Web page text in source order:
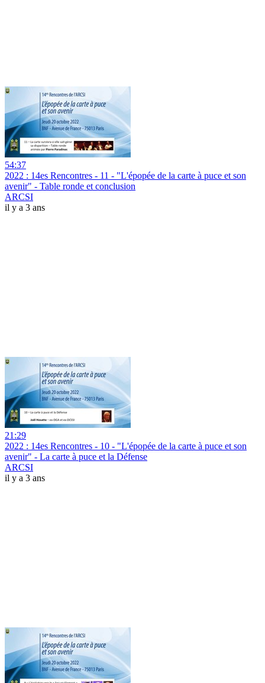
54:37
2022 : 14es Rencontres - 11 - "L'épopée de la carte à puce et son
avenir" - Table ronde et conclusion
ARCSI
il y a 3 ans
21:29
2022 : 14es Rencontres - 10 - "L'épopée de la carte à puce et son
avenir" - La carte à puce et la Défense
ARCSI
il y a 3 ans